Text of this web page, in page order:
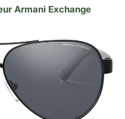
Armani Exchange